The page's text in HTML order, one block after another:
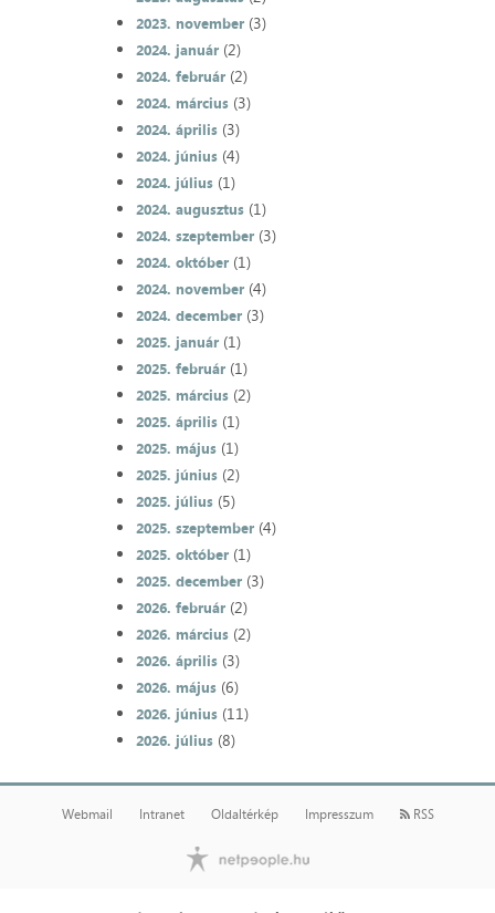
2023. november(3)
2024. január(2)
2024. február(2)
2024. március(3)
2024. április(3)
2024. június(4)
2024. július(1)
2024. augusztus(1)
2024. szeptember(3)
2024. október(1)
2024. november(4)
2024. december(3)
2025. január(1)
2025. február(1)
2025. március(2)
2025. április(1)
2025. május(1)
2025. június(2)
2025. július(5)
2025. szeptember(4)
2025. október(1)
2025. december(3)
2026. február(2)
2026. március(2)
2026. április(3)
2026. május(6)
2026. június(11)
2026. július(8)
Webmail Intranet Oldaltérkép Impresszum RSS